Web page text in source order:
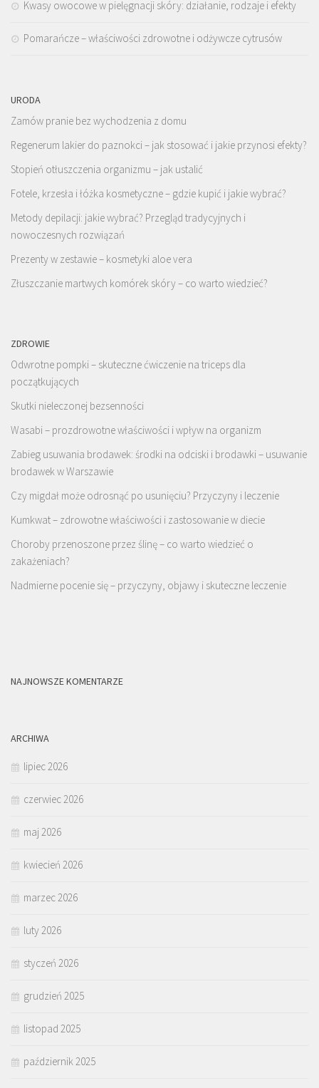
Kwasy owocowe w pielęgnacji skóry: działanie, rodzaje i efekty
Pomarańcze – właściwości zdrowotne i odżywcze cytrusów
URODA
Zamów pranie bez wychodzenia z domu
Regenerum lakier do paznokci – jak stosować i jakie przynosi efekty?
Stopień otłuszczenia organizmu – jak ustalić
Fotele, krzesła i łóżka kosmetyczne – gdzie kupić i jakie wybrać?
Metody depilacji: jakie wybrać? Przegląd tradycyjnych i
nowoczesnych rozwiązań
Prezenty w zestawie – kosmetyki aloe vera
Złuszczanie martwych komórek skóry – co warto wiedzieć?
ZDROWIE
Odwrotne pompki – skuteczne ćwiczenie na triceps dla
początkujących
Skutki nieleczonej bezsenności
Wasabi – prozdrowotne właściwości i wpływ na organizm
Zabieg usuwania brodawek: środki na odciski i brodawki – usuwanie
brodawek w Warszawie
Czy migdał może odrosnąć po usunięciu? Przyczyny i leczenie
Kumkwat – zdrowotne właściwości i zastosowanie w diecie
Choroby przenoszone przez ślinę – co warto wiedzieć o
zakażeniach?
Nadmierne pocenie się – przyczyny, objawy i skuteczne leczenie
NAJNOWSZE KOMENTARZE
ARCHIWA
lipiec 2026
czerwiec 2026
maj 2026
kwiecień 2026
marzec 2026
luty 2026
styczeń 2026
grudzień 2025
listopad 2025
październik 2025